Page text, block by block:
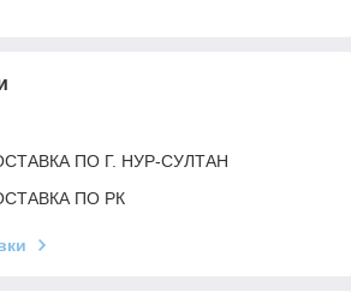
ПО Г. НУР-СУЛТАН
ПО РК